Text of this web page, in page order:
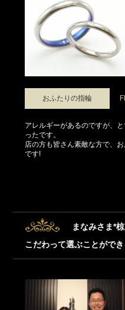
おふたりの指輪
アレルギーがあるのですが、
ったです。
店の方も皆さん素敵な方で、
です!
まなみさま*
こだわって選ぶことができ